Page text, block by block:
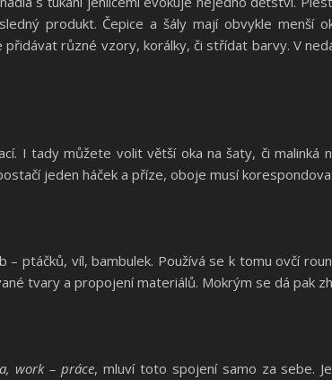
produkt. Čepice a šály mají obvykle
různé vzory, korálky, či střídat barvy. V
I tady můžete volit větší oka na šaty, či malinká
jeden háček a příze, oboje musí
– ptáčků, víl, bambulek. Používá se k tomu ovčí
tvary a propojení materiálů. Mokrým se dá pak
work – práce, mluví toto spojení samo za sebe.